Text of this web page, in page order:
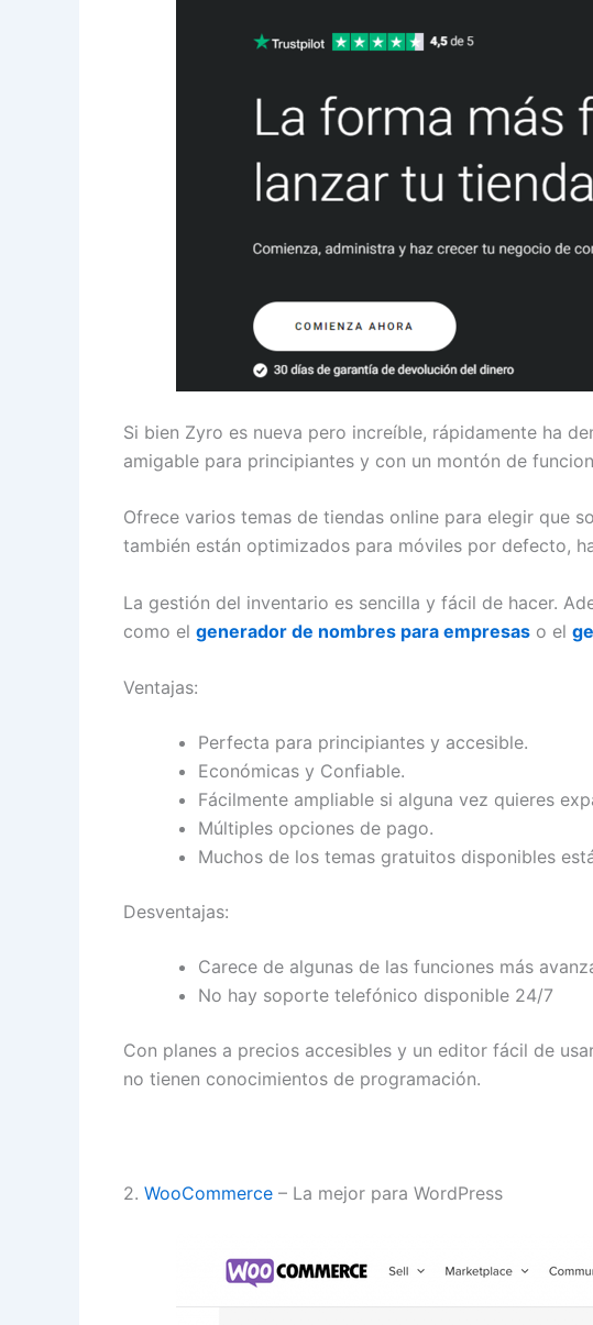
Si bien Zyro es nueva pero increíble, rápidamente ha
amigable para principiantes y con un montón de
Ofrece varios temas de tiendas online para elegir que
también están optimizados para móviles por defecto,
La gestión del inventario es sencilla y fácil de hacer.
como el generador de nombres para empresas o el
Ventajas:
Perfecta para principiantes y accesible.
Económicas y Confiable.
Fácilmente ampliable si alguna vez quieres
Múltiples opciones de pago.
Muchos de los temas gratuitos disponibles
Desventajas:
Carece de algunas de las funciones más
No hay soporte telefónico disponible 24/7
Con planes a precios accesibles y un editor fácil de
no tienen conocimientos de programación.
2. WooCommerce – La mejor para WordPress